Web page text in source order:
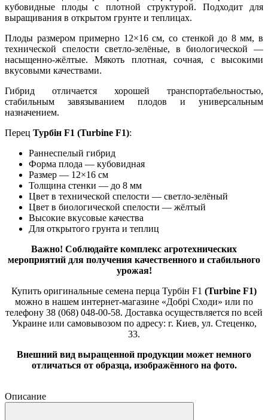
кубовидные плоды с плотной структурой. Подходит для
выращивания в открытом грунте и теплицах.
Плоды размером примерно 12×16 см, со стенкой до 8 мм, в
технической спелости светло-зелёные, в биологической —
насыщенно-жёлтые. Мякоть плотная, сочная, с высокими
вкусовыми качествами.
Гибрид отличается хорошей транспортабельностью,
стабильным завязыванием плодов и универсальным
назначением.
Перец Турбін F1 (Turbine F1):
Раннеспелый гибрид
Форма плода — кубовидная
Размер — 12×16 см
Толщина стенки — до 8 мм
Цвет в технической спелости — светло-зелёный
Цвет в биологической спелости — жёлтый
Высокие вкусовые качества
Для открытого грунта и теплиц
Важно! Соблюдайте комплекс агротехнических
мероприятий для получения качественного и стабильного
урожая!
Купить оригинальные семена перца Турбін F1 (Turbine F1)
можно в нашем интернет-магазине «Добрі Сходи» или по
телефону 38 (068) 048-00-58. Доставка осуществляется по всей
Украине или самовывозом по адресу: г. Киев, ул. Стеценко,
33.
Внешний вид выращенной продукции может немного
отличаться от образца, изображённого на фото.
Описание